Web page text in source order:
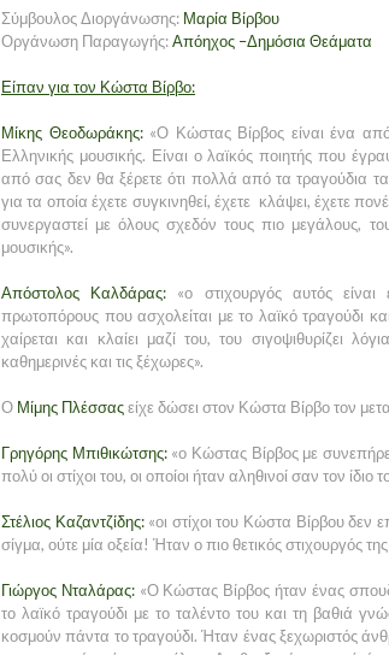
Σύμβουλος Διοργάνωσης: Μαρία Βίρβου
Οργάνωση Παραγωγής:Απόηχος –Δημόσια Θεάματα
Είπαν για τον Κώστα Βίρβο:
Μίκης Θεοδωράκης: «Ο Κώστας Βίρβος είναι ένα
Ελληνικής μουσικής. Είναι ο λαϊκός ποιητής που
από σας δεν θα ξέρετε ότι πολλά από τα τραγούδια
για τα οποία έχετε συγκινηθεί, έχετε κλάψει, έχετε
συνεργαστεί με όλους σχεδόν τους πιο μεγάλους,
μουσικής».
Απόστολος Καλδάρας: «ο στιχουργός αυτός
πρωτοπόρους που ασχολείται με το λαϊκό τραγούδι
χαίρεται και κλαίει μαζί του, του σιγοψιθυρίζει
καθημερινές και τις ξέχωρες».
Ο Μίμης Πλέσσαςείχε δώσει στον Κώστα Βίρβο τον
Γρηγόρης Μπιθικώτσης: «ο Κώστας Βίρβος με
πολύ οι στίχοι του, οι οποίοι ήταν αληθινοί σαν τον ίδιο
Στέλιος Καζαντζίδης:«οι στίχοι του Κώστα Βίρβου δεν
σίγμα, ούτε μία οξεία! Ήταν ο πιο θετικός στιχουργός
Γιώργος Νταλάρας:«Ο Κώστας Βίρβος ήταν ένας
το λαϊκό τραγούδι με το ταλέντο του και τη βαθιά
κοσμούν πάντα το τραγούδι. Ήταν ένας ξεχωριστός